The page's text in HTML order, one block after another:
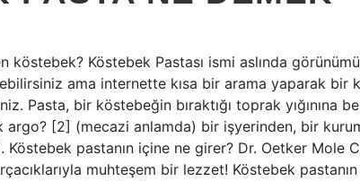
köstebek? Köstebek Pastası ismi aslında
ama internette kısa bir arama yaparak bir
Pasta, bir köstebeğin bıraktığı toprak yığınına
argo? [2] (mecazi anlamda) bir işyerinden, bir
pastanın içine ne girer? Dr. Oetker Mole
muhteşem bir lezzet! Köstebek pastanın